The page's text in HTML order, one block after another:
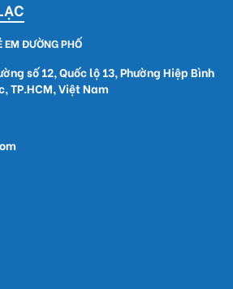
EM ĐƯỜNG PHỐ
số 12, Quốc lộ 13, Phường Hiệp Bình
TP.HCM, Việt Nam